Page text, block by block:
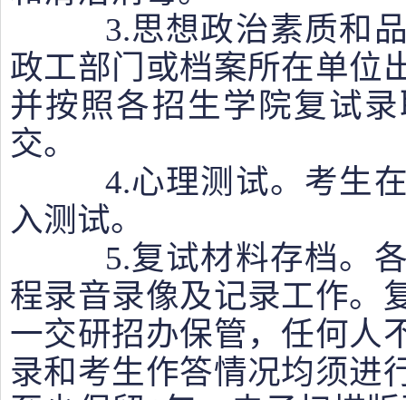
3.思想政治素质和品
政工部门或档案所在单位
并按照各招生学院复试
交。
4.心理测试。考生在
入测试。
5.复试材料存档。各
程录音录像及记录工作。
一交研招办保管，任何人
录和考生作答情况均须进